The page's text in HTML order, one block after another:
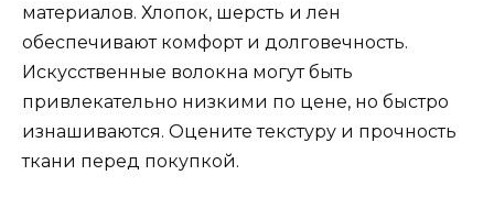
материалов. Хлопок, шерсть и лен
обеспечивают комфорт и долговечность.
Искусственные волокна могут быть
привлекательно низкими по цене, но быстро
изнашиваются. Оцените текстуру и прочность
ткани перед покупкой.